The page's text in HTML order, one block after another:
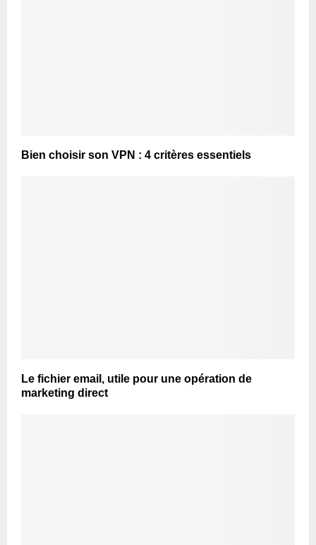
Bien choisir son VPN : 4 critères essentiels
Le fichier email, utile pour une opération de
marketing direct